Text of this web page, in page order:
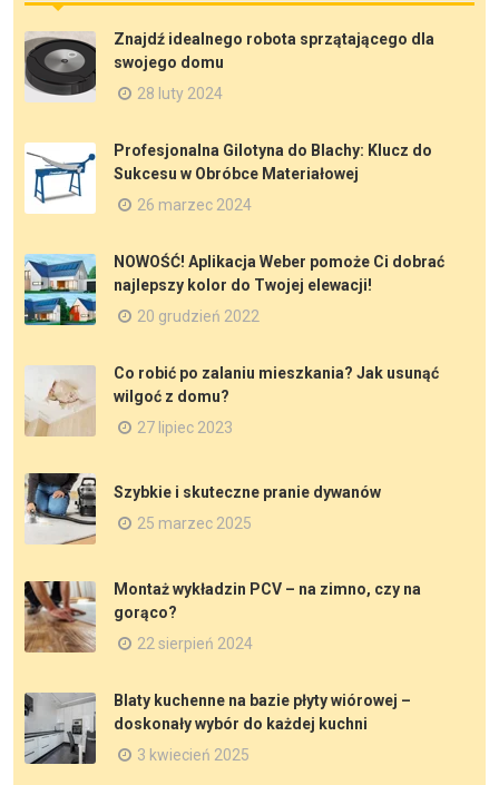
Znajdź idealnego robota sprzątającego dla
swojego domu
28 luty 2024
Profesjonalna Gilotyna do Blachy: Klucz do
Sukcesu w Obróbce Materiałowej
26 marzec 2024
NOWOŚĆ! Aplikacja Weber pomoże Ci dobrać
najlepszy kolor do Twojej elewacji!
20 grudzień 2022
Co robić po zalaniu mieszkania? Jak usunąć
wilgoć z domu?
27 lipiec 2023
Szybkie i skuteczne pranie dywanów
25 marzec 2025
Montaż wykładzin PCV – na zimno, czy na
gorąco?
22 sierpień 2024
Blaty kuchenne na bazie płyty wiórowej –
doskonały wybór do każdej kuchni
3 kwiecień 2025